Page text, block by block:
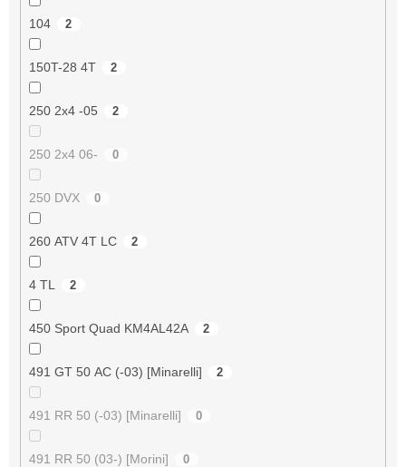
104 2
150T-28 4T 2
250 2x4 -05 2
250 2x4 06- 0
250 DVX 0
260 ATV 4T LC 2
4 TL 2
450 Sport Quad KM4AL42A 2
491 GT 50 AC (-03) [Minarelli] 2
491 RR 50 (-03) [Minarelli] 0
491 RR 50 (03-) [Morini] 0